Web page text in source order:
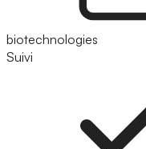
biotechnologies
Suivi